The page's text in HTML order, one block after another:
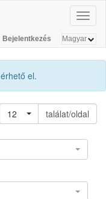
Bejelentkezés
érhető el.
12
találat/oldal